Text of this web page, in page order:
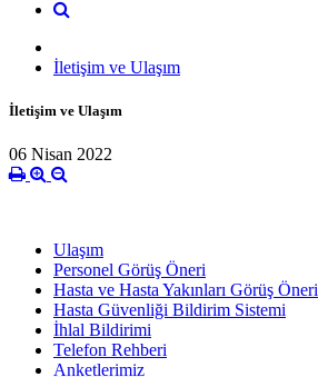
İletişim ve Ulaşım
İletişim ve Ulaşım
06 Nisan 2022
Ulaşım
Personel Görüş Öneri
Hasta ve Hasta Yakınları Görüş Öneri
Hasta Güvenliği Bildirim Sistemi
İhlal Bildirimi
Telefon Rehberi
Anketlerimiz